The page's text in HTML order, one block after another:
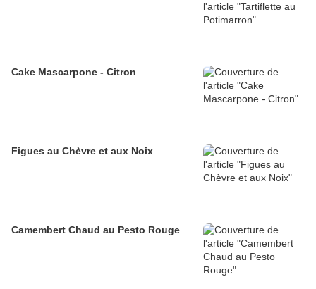
Cake Mascarpone - Citron
Figues au Chèvre et aux Noix
Camembert Chaud au Pesto Rouge